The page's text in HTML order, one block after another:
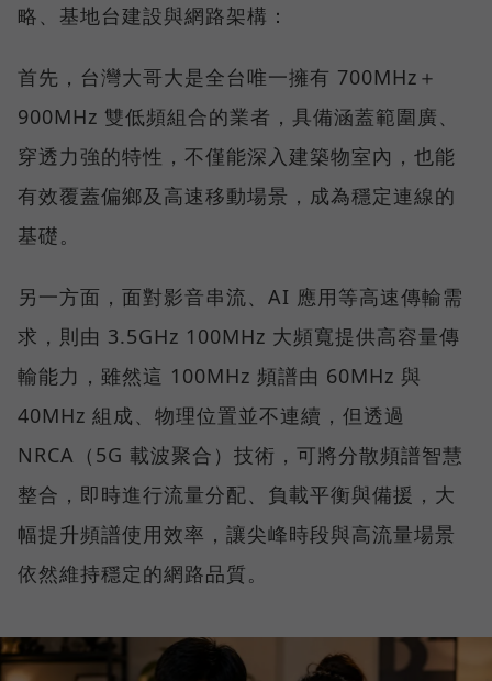
略、基地台建設與網路架構：
首先，台灣大哥大是全台唯一擁有 700MHz＋
900MHz 雙低頻組合的業者，具備涵蓋範圍廣、
穿透力強的特性，不僅能深入建築物室內，也能
有效覆蓋偏鄉及高速移動場景，成為穩定連線的
基礎。
另一方面，面對影音串流、AI 應用等高速傳輸需
求，則由 3.5GHz 100MHz 大頻寬提供高容量傳
輸能力，雖然這 100MHz 頻譜由 60MHz 與
40MHz 組成、物理位置並不連續，但透過
NRCA（5G 載波聚合）技術，可將分散頻譜智慧
整合，即時進行流量分配、負載平衡與備援，大
幅提升頻譜使用效率，讓尖峰時段與高流量場景
依然維持穩定的網路品質。